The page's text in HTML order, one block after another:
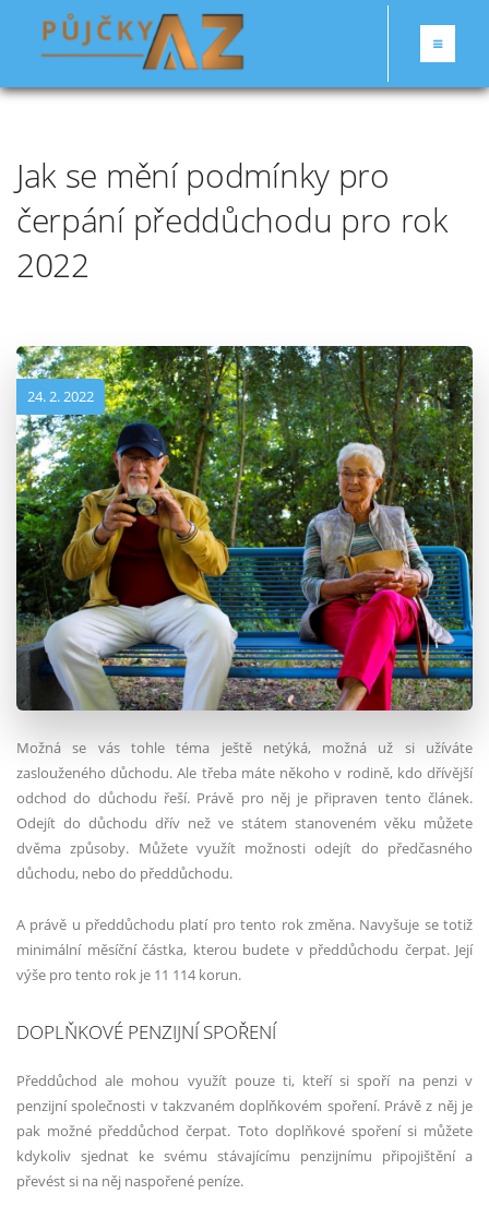
Jak se mění podmínky pro
čerpání předdůchodu pro rok
2022
24. 2. 2022
Možná se vás tohle téma ještě netýká, možná už si užíváte
zaslouženého důchodu. Ale třeba máte někoho v rodině, kdo dřívější
odchod do důchodu řeší. Právě pro něj je připraven tento článek.
Odejít do důchodu dřív než ve státem stanoveném věku můžete
dvěma způsoby. Můžete využít možnosti odejít do předčasného
důchodu, nebo do předdůchodu.
A právě u předdůchodu platí pro tento rok změna. Navyšuje se totiž
minimální měsíční částka, kterou budete v předdůchodu čerpat. Její
výše pro tento rok je 11 114 korun.
DOPLŇKOVÉ PENZIJNÍ SPOŘENÍ
Předdůchod ale mohou využít pouze ti, kteří si spoří na penzi v
penzijní společnosti v takzvaném doplňkovém spoření. Právě z něj je
pak možné předdůchod čerpat. Toto doplňkové spoření si můžete
kdykoliv sjednat ke svému stávajícímu penzijnímu připojištění a
převést si na něj naspořené peníze.